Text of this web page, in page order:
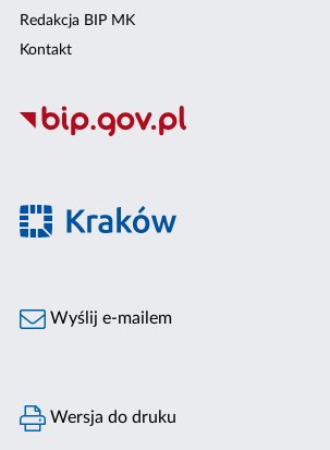
Redakcja BIP MK
Kontakt
Wyślij e-mailem
Wersja do druku